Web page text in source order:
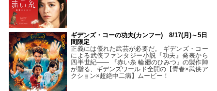
ギデンズ・コーの功夫(カンフー) 8/17(月)～5日
間限定
正義には優れた武芸が必要だ。 ギデンズ・コー
による武侠ファンタジー小説『功夫』発表から
四半世紀―― 『赤い糸 輪廻のひみつ』の製作陣
が贈る、ギデンズワールド全開の【青春×武侠ア
クション×超絶中二病】ムービー！